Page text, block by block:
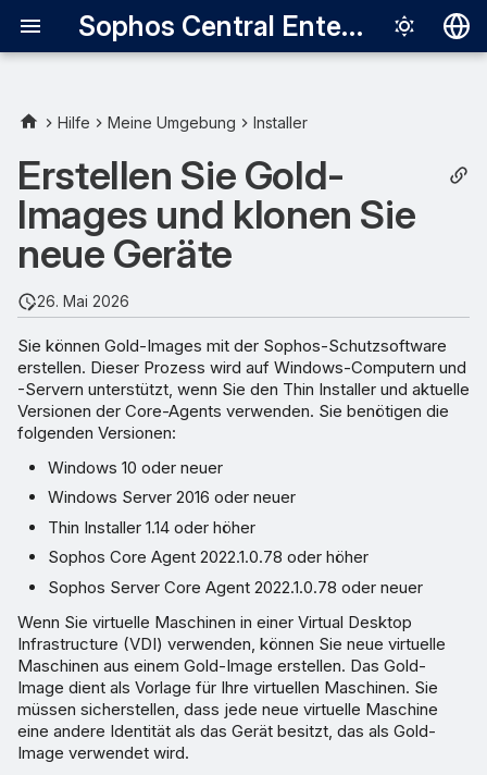
Sophos Central Enterprise
Français
Italiano
한국어
Português
中文（繁體）
Vorhandenes Gerät als Gold-
Image verwenden
sich bei der virtuellen
handelt
Benachrichtigungsmodus
des Gold-Images
Post-
Synchronisierungsskript
Hilfe Meine Umgebung Installer
Erstellen Sie Gold-
Images und klonen Sie
neue Geräte
26. Mai 2026
Sie können Gold-Images mit der Sophos-Schutzsoftware
erstellen. Dieser Prozess wird auf Windows-Computern und
-Servern unterstützt, wenn Sie den Thin Installer und aktuelle
Versionen der Core-Agents verwenden. Sie benötigen die
folgenden Versionen:
Windows 10 oder neuer
Windows Server 2016 oder neuer
Thin Installer 1.14 oder höher
Sophos Core Agent 2022.1.0.78 oder höher
Sophos Server Core Agent 2022.1.0.78 oder neuer
Wenn Sie virtuelle Maschinen in einer Virtual Desktop
Infrastructure (VDI) verwenden, können Sie neue virtuelle
Maschinen aus einem Gold-Image erstellen. Das Gold-
Image dient als Vorlage für Ihre virtuellen Maschinen. Sie
müssen sicherstellen, dass jede neue virtuelle Maschine
eine andere Identität als das Gerät besitzt, das als Gold-
Image verwendet wird.